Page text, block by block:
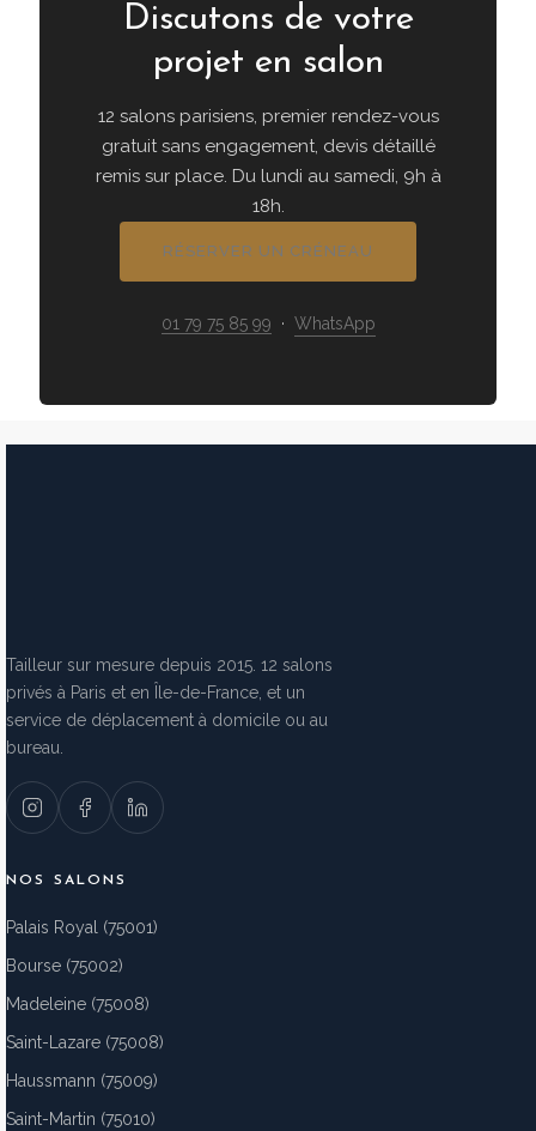
Discutons de votre
projet en salon
12 salons parisiens, premier rendez-vous
gratuit sans engagement, devis détaillé
remis sur place. Du lundi au samedi, 9h à
18h.
RÉSERVER UN CRÉNEAU
01 79 75 85 99 · WhatsApp
Tailleur sur mesure depuis 2015. 12 salons
privés à Paris et en Île-de-France, et un
service de déplacement à domicile ou au
bureau.
NOS SALONS
Palais Royal (75001)
Bourse (75002)
Madeleine (75008)
Saint-Lazare (75008)
Haussmann (75009)
Saint-Martin (75010)